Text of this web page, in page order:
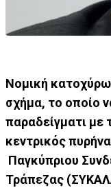
Νομική
σχήμα, το οποίο
παραδείγματι με
κεντρικός
Παγκύπριου
Τράπεζας